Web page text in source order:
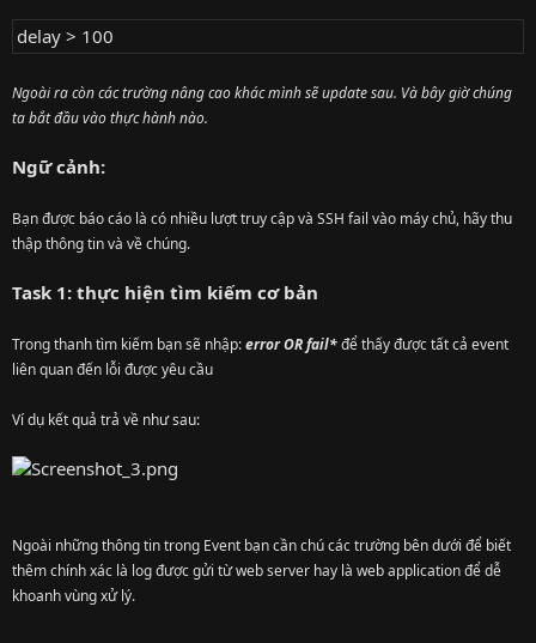
delay > 100
Ngoài ra còn các trường nâng cao khác mình sẽ update sau. Và bây giờ chúng
ta bắt đầu vào thực hành nào.
Ngữ cảnh:
Bạn được báo cáo là có nhiều lượt truy cập và SSH fail vào máy chủ, hãy thu
thập thông tin và về chúng.
Task 1: thực hiện tìm kiếm cơ bản
Trong thanh tìm kiếm bạn sẽ nhập:error OR fail*để thấy được tất cả event
liên quan đến lỗi được yêu cầu
Ví dụ kết quả trả về như sau:
Ngoài những thông tin trong Event bạn cần chú các trường bên dưới để biết
thêm chính xác là log được gửi từ web server hay là web application để dễ
khoanh vùng xử lý.